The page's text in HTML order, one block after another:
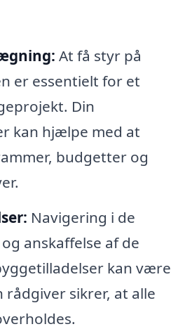
At få styr på
er essentielt for et
Din
kan hjælpe med at
budgetter og
Navigering i de
anskaffelse af de
kan være
rådgiver sikrer, at alle